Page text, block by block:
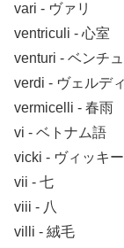
vari ‐ ヴァリ
ventriculi ‐ 心室
venturi ‐ ベンチ
verdi ‐ ヴェルディ
vermicelli ‐ 春雨
vi ‐ ベトナム語
vicki ‐ ヴィッキー
vii ‐ 七
viii ‐ 八
villi ‐ 絨毛